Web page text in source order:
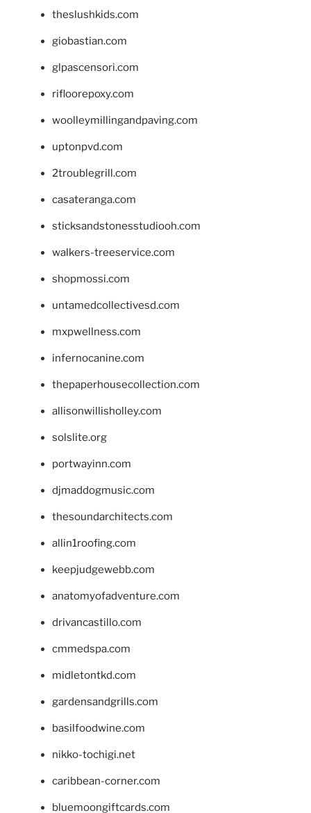
theslushkids.com
giobastian.com
glpascensori.com
rifloorepoxy.com
woolleymillingandpaving.com
uptonpvd.com
2troublegrill.com
casateranga.com
sticksandstonesstudiooh.com
walkers-treeservice.com
shopmossi.com
untamedcollectivesd.com
mxpwellness.com
infernocanine.com
thepaperhousecollection.com
allisonwillisholley.com
solslite.org
portwayinn.com
djmaddogmusic.com
thesoundarchitects.com
allin1roofing.com
keepjudgewebb.com
anatomyofadventure.com
drivancastillo.com
cmmedspa.com
midletontkd.com
gardensandgrills.com
basilfoodwine.com
nikko-tochigi.net
caribbean-corner.com
bluemoongiftcards.com